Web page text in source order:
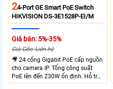
24-Port GE Smart PoE Switch
HIKVISION DS-3E1528P-EI/M
Giá bán: 5%-35%
Giá Gốc: Liên hệ
🎥 24 cổng Gigabit PoE cấp nguồn
cho camera IP. Tổng công suất
PoE lên đến 230W ổn định. Hỗ trợ
truyền PoE xa đến 300 mét. Băng